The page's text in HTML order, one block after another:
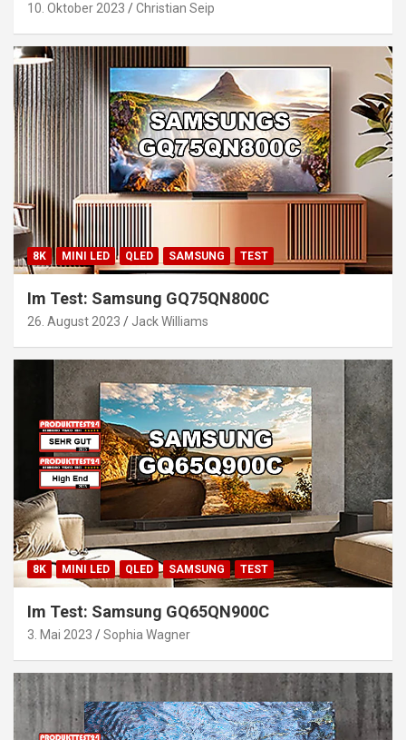
10. Oktober 2023 Christian Seip
8K MINI LED QLED SAMSUNG TEST
Im Test: Samsung GQ75QN800C
26. August 2023 Jack Williams
8K MINI LED QLED SAMSUNG TEST
Im Test: Samsung GQ65QN900C
3. Mai 2023 Sophia Wagner